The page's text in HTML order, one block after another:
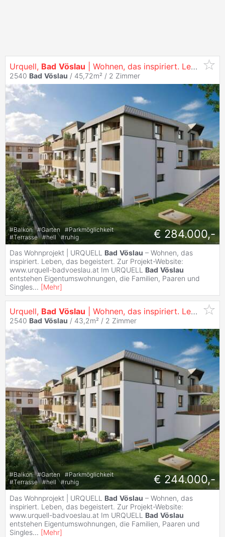
Urquell, Bad Vöslau | Wohnen, das inspiriert. Leben, das begeistert.
2540 Bad Vöslau / 45,72m² / 2 Zimmer
#Balkon #Garten #Parkmöglichkeit
#Terrasse #hell #ruhig € 284.000,-
Das Wohnprojekt | URQUELL Bad Vöslau – Wohnen, das
inspiriert. Leben, das begeistert. Zur Projekt-Website:
www.urquell-badvoeslau.at Im URQUELL Bad Vöslau
entstehen Eigentumswohnungen, die Familien, Paaren und
Singles... [Mehr]
Urquell, Bad Vöslau | Wohnen, das inspiriert. Leben, das begeistert.
2540 Bad Vöslau / 43,2m² / 2 Zimmer
#Balkon #Garten #Parkmöglichkeit
#Terrasse #hell #ruhig € 244.000,-
Das Wohnprojekt | URQUELL Bad Vöslau – Wohnen, das
inspiriert. Leben, das begeistert. Zur Projekt-Website:
www.urquell-badvoeslau.at Im URQUELL Bad Vöslau
entstehen Eigentumswohnungen, die Familien, Paaren und
Singles... [Mehr]